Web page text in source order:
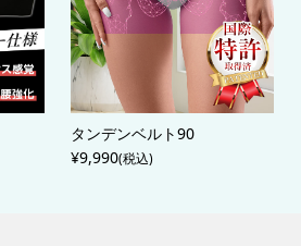
タンデンベルト90
¥9,990(税込)